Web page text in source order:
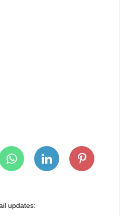
updates: